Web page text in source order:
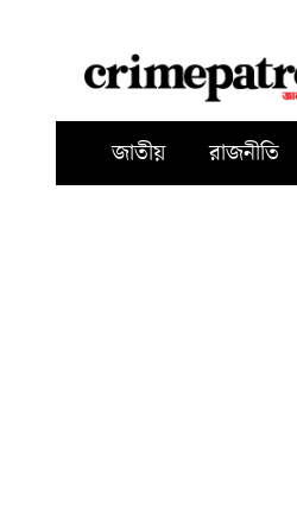
জাতীয় রাজনীতি